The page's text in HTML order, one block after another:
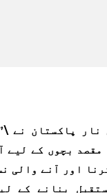
نار پاکستان نے
بچوں کے لیے
اور آنے والی
بنانے کے